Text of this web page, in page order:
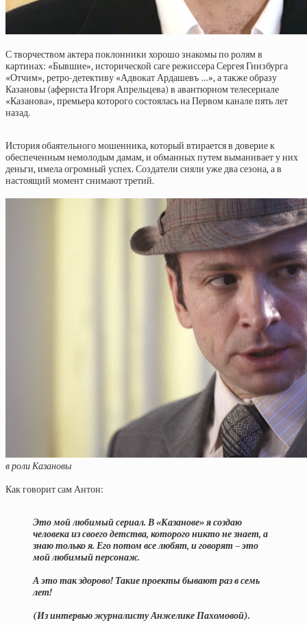
С творчеством актера поклонники хорошо знакомы по ролям в
картинах: «Бывшие», исторической саге режиссера Сергея Гинзбурга
«Отчим», ретро-детективу «Адвокат Ардашевъ …», а также образу
Казановы (афериста Игоря Апрельцева) в авантюрном телесериале
«Казанова», премьера которого состоялась на Первом канале пять лет
назад.
История обаятельного мошенника, который втирается в доверие к
обеспеченным немолодым дамам, и обманных путем выманивает у них
деньги, имела огромный успех. Создатели сняли уже два сезона, а в
настоящий момент снимают третий.
в роли Казановы
Как говорит сам Антон:
Это мой любимый сериал. В «Казанове» я создаю
человека из своего детства, которого никто не знает, а
знаю только я. Его потом все любят, и говорят – это
мой любимый персонаж.
А это так здорово! Такие проекты бывают раз в семь
лет!
(Из интервью журналисту Анжелике Пахомовой).